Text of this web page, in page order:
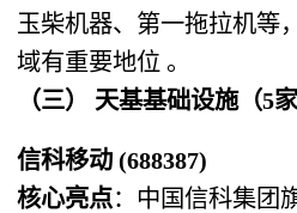
玉柴机器、第一拖拉机等
域有重要地位 。
（三） 天基基础设施（5家
信科移动 (688387)
核心亮点：中国信科集团